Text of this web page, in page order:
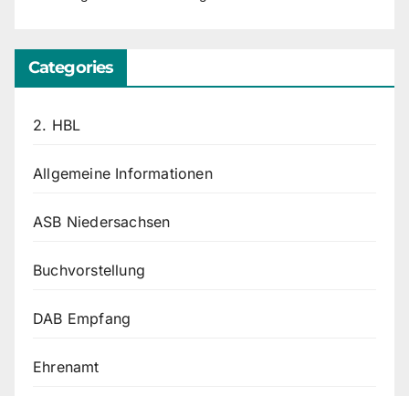
Categories
2. HBL
Allgemeine Informationen
ASB Niedersachsen
Buchvorstellung
DAB Empfang
Ehrenamt